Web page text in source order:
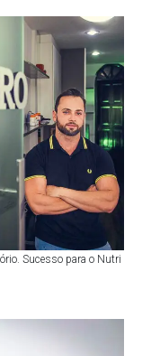
Sucesso para o Nutri